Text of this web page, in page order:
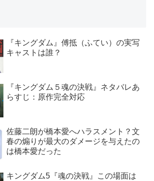
『キングダム』傅抵（ふてい）の実写
キャストは誰？
『キングダム５魂の決戦』ネタバレあ
らすじ：原作完全対応
佐藤二朗が橋本愛へハラスメント？文
春の煽りが最大のダメージを与えたの
は橋本愛だった
キングダム5『魂の決戦』この場面は